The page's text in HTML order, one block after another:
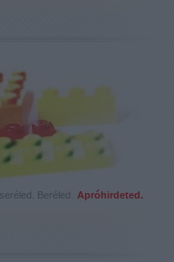
Beréled. Apróhirdeted.